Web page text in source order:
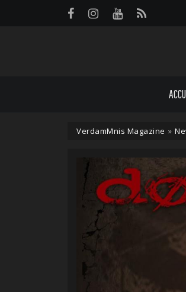
VerdamMnis Magazine »
Panneau de gestion des cookies